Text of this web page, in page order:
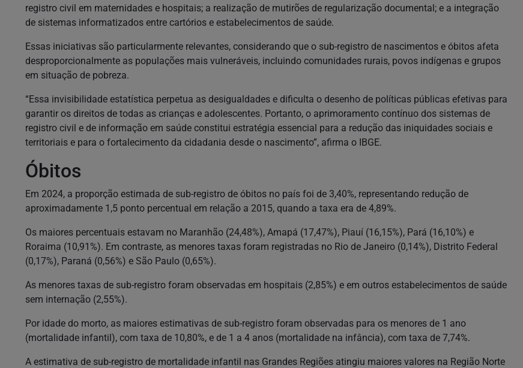
registro civil em maternidades e hospitais; a realização de mutirões de regularização documental; e a integração
de sistemas informatizados entre cartórios e estabelecimentos de saúde.
Essas iniciativas são particularmente relevantes, considerando que o sub-registro de nascimentos e óbitos afeta
desproporcionalmente as populações mais vulneráveis, incluindo comunidades rurais, povos indígenas e grupos
em situação de pobreza.
“Essa invisibilidade estatística perpetua as desigualdades e dificulta o desenho de políticas públicas efetivas para
garantir os direitos de todas as crianças e adolescentes. Portanto, o aprimoramento contínuo dos sistemas de
registro civil e de informação em saúde constitui estratégia essencial para a redução das iniquidades sociais e
territoriais e para o fortalecimento da cidadania desde o nascimento”, afirma o IBGE.
Óbitos
Em 2024, a proporção estimada de sub-registro de óbitos no país foi de 3,40%, representando redução de
aproximadamente 1,5 ponto percentual em relação a 2015, quando a taxa era de 4,89%.
Os maiores percentuais estavam no Maranhão (24,48%), Amapá (17,47%), Piauí (16,15%), Pará (16,10%) e
Roraima (10,91%). Em contraste, as menores taxas foram registradas no Rio de Janeiro (0,14%), Distrito Federal
(0,17%), Paraná (0,56%) e São Paulo (0,65%).
As menores taxas de sub-registro foram observadas em hospitais (2,85%) e em outros estabelecimentos de saúde
sem internação (2,55%).
Por idade do morto, as maiores estimativas de sub-registro foram observadas para os menores de 1 ano
(mortalidade infantil), com taxa de 10,80%, e de 1 a 4 anos (mortalidade na infância), com taxa de 7,74%.
A estimativa de sub-registro de mortalidade infantil nas Grandes Regiões atingiu maiores valores na Região Norte